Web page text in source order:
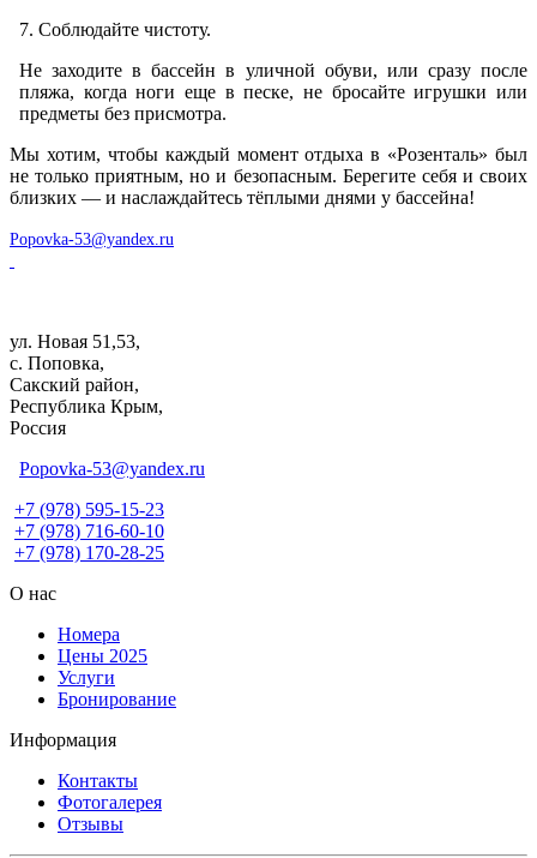
7. Соблюдайте чистоту.
Не заходите в бассейн в уличной обуви, или сразу после
пляжа, когда ноги еще в песке, не бросайте игрушки или
предметы без присмотра.
Мы хотим, чтобы каждый момент отдыха в «Розенталь» был
не только приятным, но и безопасным. Берегите себя и своих
близких — и наслаждайтесь тёплыми днями у бассейна!
Popovka-53@yandex.ru
ул. Новая 51,53,
с. Поповка,
Сакский район,
Республика Крым,
Россия
Popovka-53@yandex.ru
+7 (978) 595-15-23
+7 (978) 716-60-10
+7 (978) 170-28-25
О нас
Номера
Цены 2025
Услуги
Бронирование
Информация
Контакты
Фотогалерея
Отзывы